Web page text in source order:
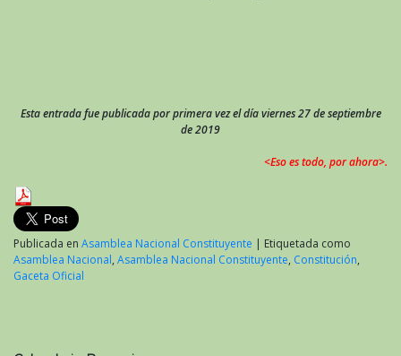
Esta entrada fue publicada por primera vez el día viernes 27 de septiembre
de 2019
<Eso es todo, por ahora>.
Publicada en Asamblea Nacional Constituyente | Etiquetada como
Asamblea Nacional, Asamblea Nacional Constituyente, Constitución,
Gaceta Oficial